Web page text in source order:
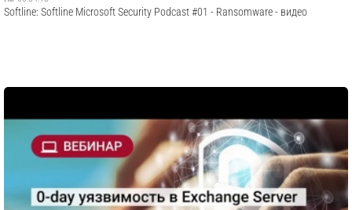
​Softline: Softline Microsoft Security Podcast #01 - Ransomware - видео